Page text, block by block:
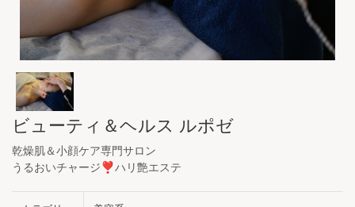
ビューティ＆ヘルス ルポゼ
乾燥肌＆小顔ケア専門サロン
うるおいチャージ❣ハリ艶エステ